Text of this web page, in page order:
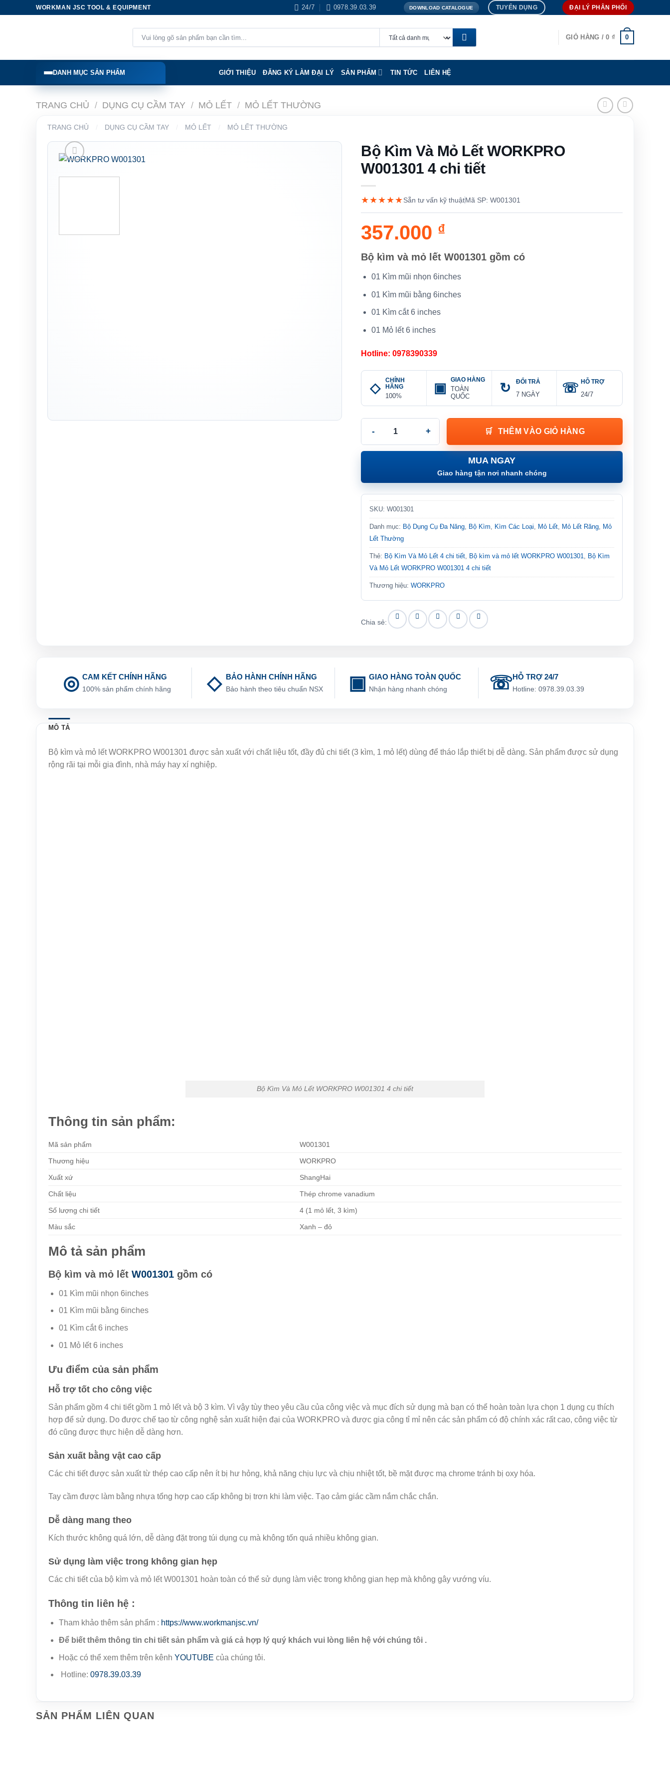
WORKMAN JSC TOOL & EQUIPMENT 24/7 0978.39.03.39 DOWNLOAD CATALOGUE TUYỂN DỤNG ĐẠI LÝ PHÂN PHỐI
kiếm:
GIỎ HÀNG /0 ₫ 0
DANH MỤC SẢN PHẨM GIỚI THIỆU ĐĂNG KÝ LÀM ĐẠI LÝ SẢN PHẨM TIN TỨC LIÊN HỆ
TRANG CHỦ / DỤNG CỤ CẦM TAY / MỎ LẾT / MỎ LẾT THƯỜNG
TRANG CHỦ DỤNG CỤ CẦM TAY MỎ LẾT MỎ LẾT THƯỜNG
Bộ Kìm Và Mỏ Lết WORKPRO
W001301 4 chi tiết
★★★★★Sẵn tư vấn kỹ thuậtMã SP: W001301
357.000 ₫
Bộ kìm và mỏ lết W001301 gồm có
01 Kìm mũi nhọn 6inches
01 Kìm mũi bằng 6inches
01 Kìm cắt 6 inches
01 Mỏ lết 6 inches
Hotline: 0978390339
CHÍNH
HÃNG
100%
GIAO HÀNG
TOÀN
QUỐC
ĐỔI TRẢ
7 NGÀY
HỖ TRỢ
24/7
THÊM VÀO GIỎ HÀNG
MUA NGAY
Giao hàng tận nơi nhanh chóng
SKU:W001301
Danh mục: Bộ Dụng Cụ Đa Năng, Bộ Kìm, Kìm Các Loại, Mỏ Lết, Mỏ Lết Răng, Mỏ
Lết Thường
Thẻ: Bộ Kìm Và Mỏ Lết 4 chi tiết, Bộ kìm và mỏ lết WORKPRO W001301, Bộ Kìm
Và Mỏ Lết WORKPRO W001301 4 chi tiết
Thương hiệu:WORKPRO
Chia sẻ:
CAM KẾT CHÍNH HÃNG
100% sản phẩm chính hãng
BẢO HÀNH CHÍNH HÃNG
Bảo hành theo tiêu chuẩn NSX
GIAO HÀNG TOÀN QUỐC
Nhận hàng nhanh chóng
HỖ TRỢ 24/7
Hotline: 0978.39.03.39
MÔ TẢ
Bộ kìm và mỏ lết WORKPRO W001301 được sản xuất với chất liệu tốt, đầy đủ chi tiết (3 kìm, 1 mỏ lết) dùng để tháo lắp thiết bị dễ dàng. Sản phẩm được sử dụng
rộng rãi tại mỗi gia đình, nhà máy hay xí nghiệp.
Bộ Kìm Và Mỏ Lết WORKPRO W001301 4 chi tiết
Thông tin sản phẩm:
Mã sản phẩm W001301
Thương hiệu WORKPRO
Xuất xứ ShangHai
Chất liệu Thép chrome vanadium
Số lượng chi tiết 4 (1 mỏ lết, 3 kìm)
Màu sắc Xanh – đỏ
Mô tả sản phẩm
Bộ kìm và mỏ lết W001301 gồm có
01 Kìm mũi nhọn 6inches
01 Kìm mũi bằng 6inches
01 Kìm cắt 6 inches
01 Mỏ lết 6 inches
Ưu điểm của sản phẩm
Hỗ trợ tốt cho công việc
Sản phẩm gồm 4 chi tiết gồm 1 mỏ lết và bộ 3 kìm. Vì vậy tùy theo yêu cầu của công việc và mục đích sử dụng mà bạn có thể hoàn toàn lựa chọn 1 dụng cụ thích
hợp để sử dụng. Do được chế tạo từ công nghệ sản xuất hiện đại của WORKPRO và được gia công tỉ mỉ nên các sản phẩm có độ chính xác rất cao, công việc từ
đó cũng được thực hiện dễ dàng hơn.
Sản xuất bằng vật cao cấp
Các chi tiết được sản xuất từ thép cao cấp nên ít bị hư hỏng, khả năng chịu lực và chịu nhiệt tốt, bề mặt được mạ chrome tránh bị oxy hóa.
Tay cầm được làm bằng nhựa tổng hợp cao cấp không bị trơn khi làm việc. Tạo cảm giác cầm nắm chắc chắn.
Dễ dàng mang theo
Kích thước không quá lớn, dễ dàng đặt trong túi dụng cụ mà không tốn quá nhiều không gian.
Sử dụng làm việc trong không gian hẹp
Các chi tiết của bộ kìm và mỏ lết W001301 hoàn toàn có thể sử dụng làm việc trong không gian hẹp mà không gây vướng víu.
Thông tin liên hệ :
Tham khảo thêm sản phẩm : https://www.workmanjsc.vn/
Để biết thêm thông tin chi tiết sản phẩm và giá cả hợp lý quý khách vui lòng liên hệ với chúng tôi .
Hoặc có thể xem thêm trên kênh YOUTUBE của chúng tôi.
Hotline: 0978.39.03.39
SẢN PHẨM LIÊN QUAN